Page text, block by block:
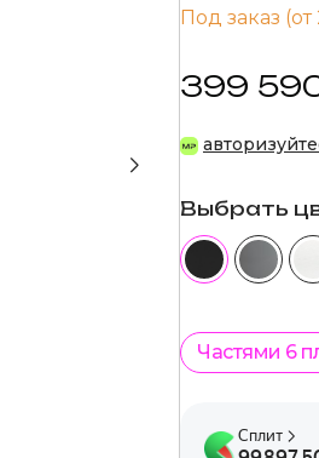
Под заказ
399
Выбрать
Частями 6